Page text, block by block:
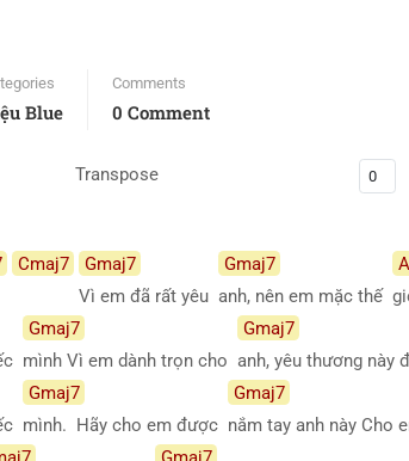
Blue
Comments
0 Comment
Transpose
Cmaj7
Gmaj7
Vì em đã rất yêu
Gmaj7
anh, nên em mặc thế
Gmaj7
mình Vì em dành trọn cho
Gmaj7
anh, yêu thương này
Gmaj7
mình. Hãy cho em được
Gmaj7
nắm tay anh này Cho